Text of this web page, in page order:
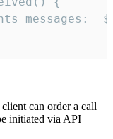
can order a call
initiated via API